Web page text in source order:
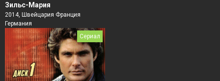
Зильс-Мария
2014, Швейцария Франция
Германия
Сериал